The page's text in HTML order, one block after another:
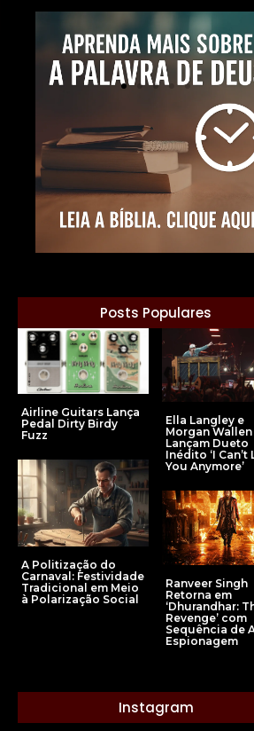
Posts Populares
Airline Guitars Lança
Pedal Dirty Birdy
Fuzz
Ella Langley e
Morgan Wallen
Lançam Dueto
Inédito ‘I Can’t
You Anymore’
A Politização do
Carnaval: Festividade
Tradicional em Meio
à Polarização Social
Ranveer Singh
Retorna em
‘Dhurandhar:
Revenge’ com
Sequência de
Espionagem
Instagram